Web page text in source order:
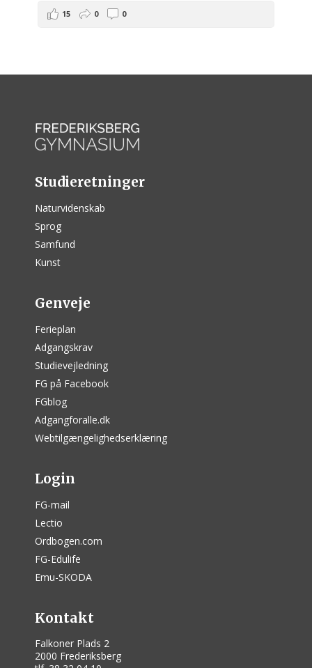
15 0 0
Studieretninger
Naturvidenskab
Sprog
Samfund
Kunst
Genveje
Ferieplan
Adgangskrav
Studievejledning
FG på Facebook
FGblog
Adgangforalle.dk
Webtilgængelighedserklæring
Login
FG-mail
Lectio
Ordbogen.com
FG-Edulife
Emu-SKODA
Kontakt
Falkoner Plads 2
2000 Frederiksberg